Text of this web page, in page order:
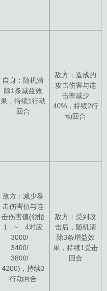
自身：随机清
除1条减益效
果，持续1行动
回合
敌方：造成的
攻击伤害与连
击率减少
40%，持续2行
动回合
敌方：减少暴
击伤害值与连
击伤害值(领悟
1 ~ 4对应
3000/
3400/
3800/
4200)，持续3
行动回合
敌方：受到攻
击后，随机清
除3条增益效
果，持续1受击
回合